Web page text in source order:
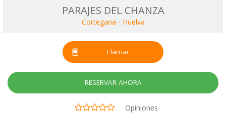
PARAJES DEL CHANZA
Cortegana - Huelva
Llamar
RESERVAR AHORA
Opiniones